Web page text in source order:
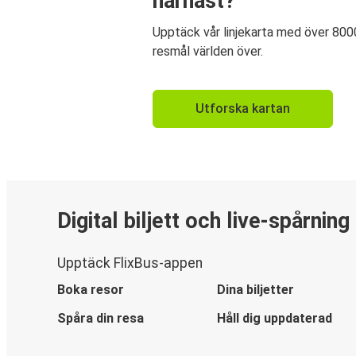
Upptäck vår linjekarta med över
resmål världen över.
Utforska kartan
Digital biljett och live-spårning
Upptäck FlixBus-appen
Boka resor
Dina biljetter
Spåra din resa
Håll dig uppdaterad